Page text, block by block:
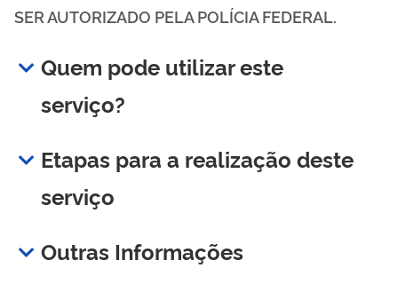
SER AUTORIZADO PELA POLÍCIA FEDERAL.
Quem pode utilizar este
serviço?
Etapas para a realização deste
serviço
Outras Informações